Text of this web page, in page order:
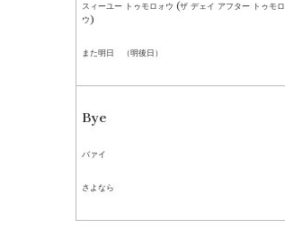
スィーユー トゥモロォウ (ザ デェイ アフター トゥモロ
ウ)
また明日 （明後日）
Bye
バァイ
さよなら